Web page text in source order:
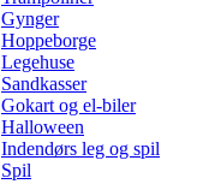
Gynger
Hoppeborge
Legehuse
Sandkasser
Gokart og el-biler
Halloween
Indendørs leg og spil
Spil